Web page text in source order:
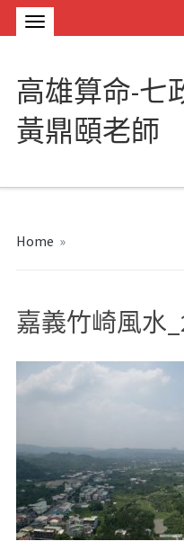
高雄算命-七
黃鼎頤老師
Home »
嘉義竹崎風水